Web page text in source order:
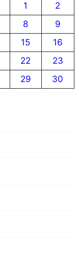
1
2
8
9
15
16
22
23
29
30